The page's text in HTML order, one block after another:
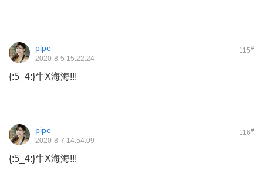
115#
pipe
2020-8-5 15:22:24
{:5_4:}牛X海海!!!
116#
pipe
2020-8-7 14:54:09
{:5_4:}牛X海海!!!